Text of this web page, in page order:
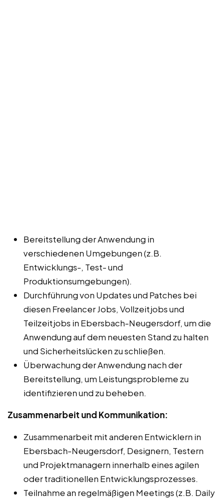
Bereitstellung der Anwendung in
verschiedenen Umgebungen (z.B.
Entwicklungs-, Test- und
Produktionsumgebungen).
Durchführung von Updates und Patches bei
diesen Freelancer Jobs, Vollzeitjobs und
Teilzeitjobs in Ebersbach-Neugersdorf, um die
Anwendung auf dem neuesten Stand zu halten
und Sicherheitslücken zu schließen.
Überwachung der Anwendung nach der
Bereitstellung, um Leistungsprobleme zu
identifizieren und zu beheben.
Zusammenarbeit und Kommunikation:
Zusammenarbeit mit anderen Entwicklern in
Ebersbach-Neugersdorf, Designern, Testern
und Projektmanagern innerhalb eines agilen
oder traditionellen Entwicklungsprozesses.
Teilnahme an regelmäßigen Meetings (z.B. Daily